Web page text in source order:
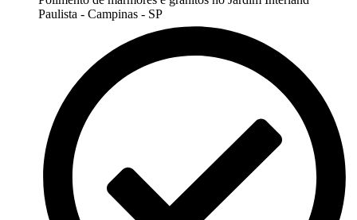
Paulista - Campinas - SP